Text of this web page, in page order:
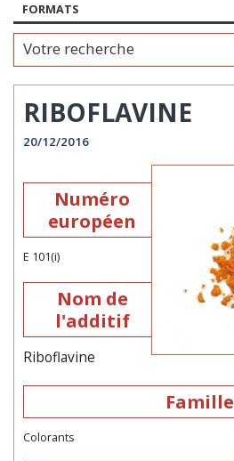
FORMATS
Votre recherche
RIBOFLAVINE
20/12/2016
Numéro
européen
E 101(i)
Nom de
l'additif
Riboflavine
Famille
Colorants